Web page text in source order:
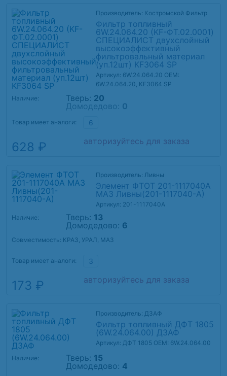
Производитель: Костромской Фильтр
Фильтр топливный
6W.24.064.20 (KF-ФТ.02.0001)
СПЕЦИАЛИСТ двухслойный
высокоэффективный
фильтровальный материал
(уп.12шт) KF3064 SP
Артикул: 6W.24.064.20 OEM:
6W.24.064.20, KF3064 SP
Наличие:
Тверь: 20
Домодедово: 0
Товар имеет аналоги: 6
628 ₽ авторизуйтесь для заказа
Производитель: Ливны
Элемент ФТОТ 201-1117040А
МАЗ Ливны(201-1117040-А)
Артикул: 201-1117040А
Наличие:
Тверь: 13
Домодедово: 6
Совместимость: КРАЗ, УРАЛ, МАЗ
Товар имеет аналоги: 3
173 ₽ авторизуйтесь для заказа
Производитель: ДЗАФ
Фильтр топливный ДФТ 1805
(6W.24.064.00) ДЗАФ
Артикул: ДФТ 1805 OEM: 6W.24.064.00
Наличие:
Тверь: 15
Домодедово: 4